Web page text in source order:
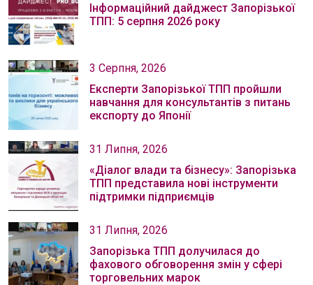
Інформаційний дайджест Запорізької
ТПП: 5 серпня 2026 року
3 Серпня, 2026
Експерти Запорізької ТПП пройшли
навчання для консультантів з питань
експорту до Японії
31 Липня, 2026
«Діалог влади та бізнесу»: Запорізька
ТПП представила нові інструменти
підтримки підприємців
31 Липня, 2026
Запорізька ТПП долучилася до
фахового обговорення змін у сфері
торговельних марок